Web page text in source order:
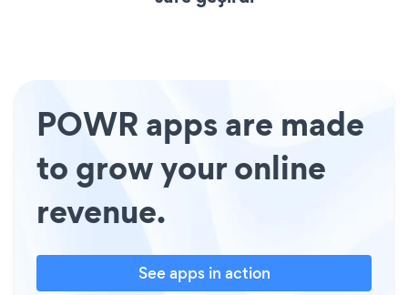
POWR apps are made
to grow your online
revenue.
See apps in action